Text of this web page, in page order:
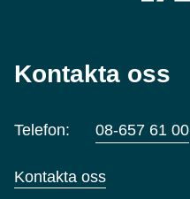
Kontakta oss
Telefon: 08-657 61 00
Kontakta oss